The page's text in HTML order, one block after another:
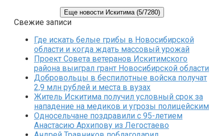
Еще новости Искитима (5/7280)
Свежие записи
Где искать белые грибы в Новосибирской
области и когда ждать массовый урожай
Проект Совета ветеранов Искитимского
района выиграл грант Новосибирской области
Добровольцы в беспилотные войска получат
2,9 млн рублей и места в вузах
Житель Искитима получил условный срок за
нападение на медиков и угрозы полицейским
Односельчане поздравили с 95-летием
Анастасию Архипову из Легостаево